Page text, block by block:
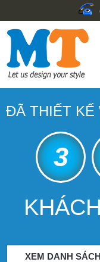
ĐÃ THIẾT KẾ
3
XEM DANH SÁCH